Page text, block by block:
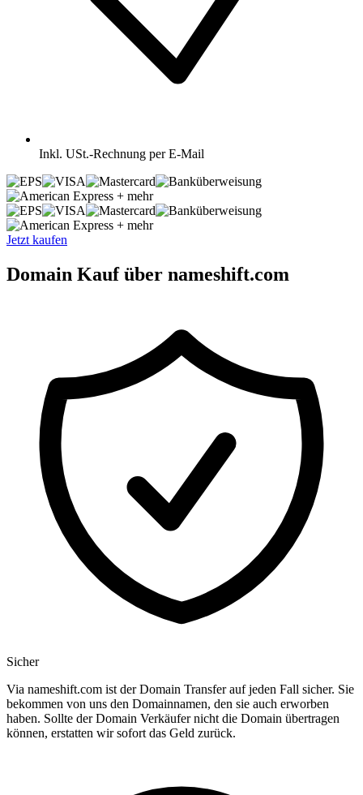
Inkl. USt.-Rechnung per E-Mail
+ mehr
+ mehr
Jetzt kaufen
Domain Kauf über nameshift.com
Sicher
Via nameshift.com ist der Domain Transfer auf jeden Fall sicher. Sie
bekommen von uns den Domainnamen, den sie auch erworben
haben. Sollte der Domain Verkäufer nicht die Domain übertragen
können, erstatten wir sofort das Geld zurück.